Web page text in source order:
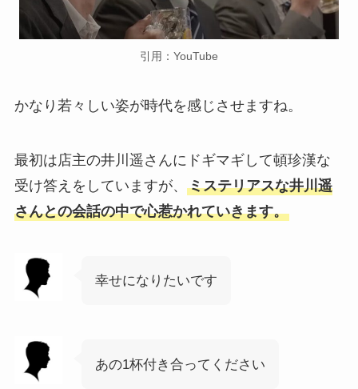
引用：YouTube
かなり若々しい姿が時代を感じさせますね。
最初は店主の井川遥さんにドギマギして頓珍漢な
受け答えをしていますが、 ミステリアスな井川遥
さんとの会話の中で心惹かれていきます。
幸せになりたいです
あの1杯付き合ってください